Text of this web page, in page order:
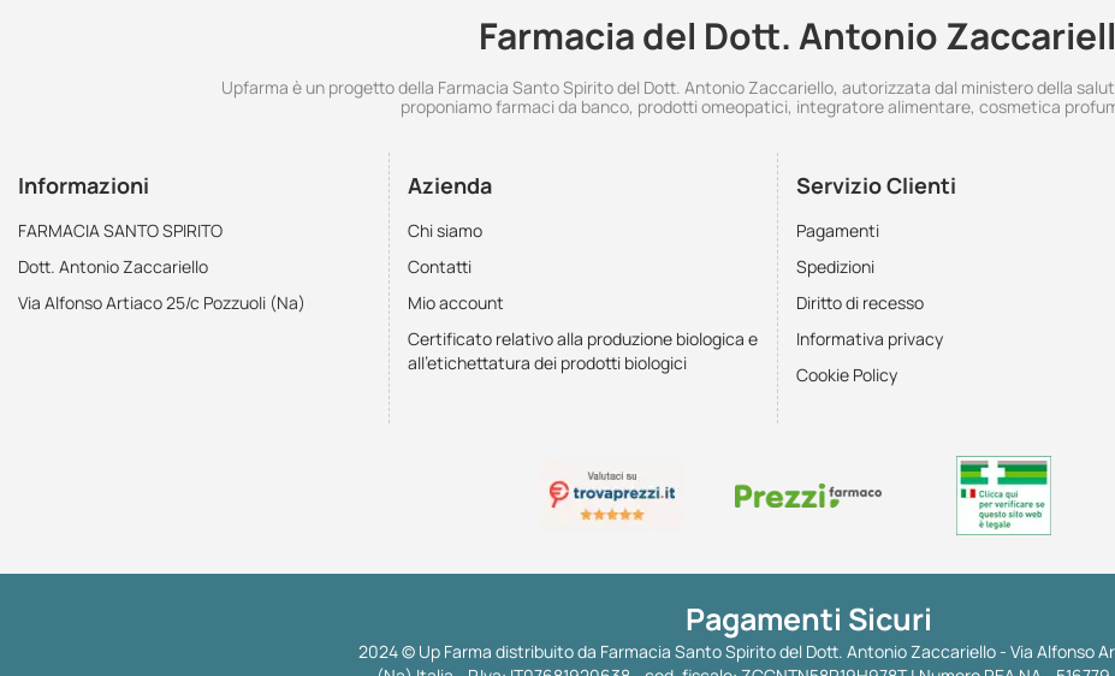
Farmacia del Dott. Antonio
Upfarma è un progetto della Farmacia Santo Spirito del Dott. Antonio Zaccariello, autorizzata dal ministero della
proponiamo farmaci da banco, prodotti omeopatici, integratore alimentare, cosmetica
Informazioni
FARMACIA SANTO SPIRITO
Dott. Antonio Zaccariello
Via Alfonso Artiaco 25/c Pozzuoli (Na)
Azienda
Chi siamo
Contatti
Mio account
Certificato relativo alla produzione biologica e
all'etichettatura dei prodotti biologici
Servizio Clienti
Pagamenti
Spedizioni
Diritto di recesso
Informativa privacy
Cookie Policy
Pagamenti Sicuri
2024 © Up Farma distribuito da Farmacia Santo Spirito del Dott. Antonio Zaccariello - Via Alfonso